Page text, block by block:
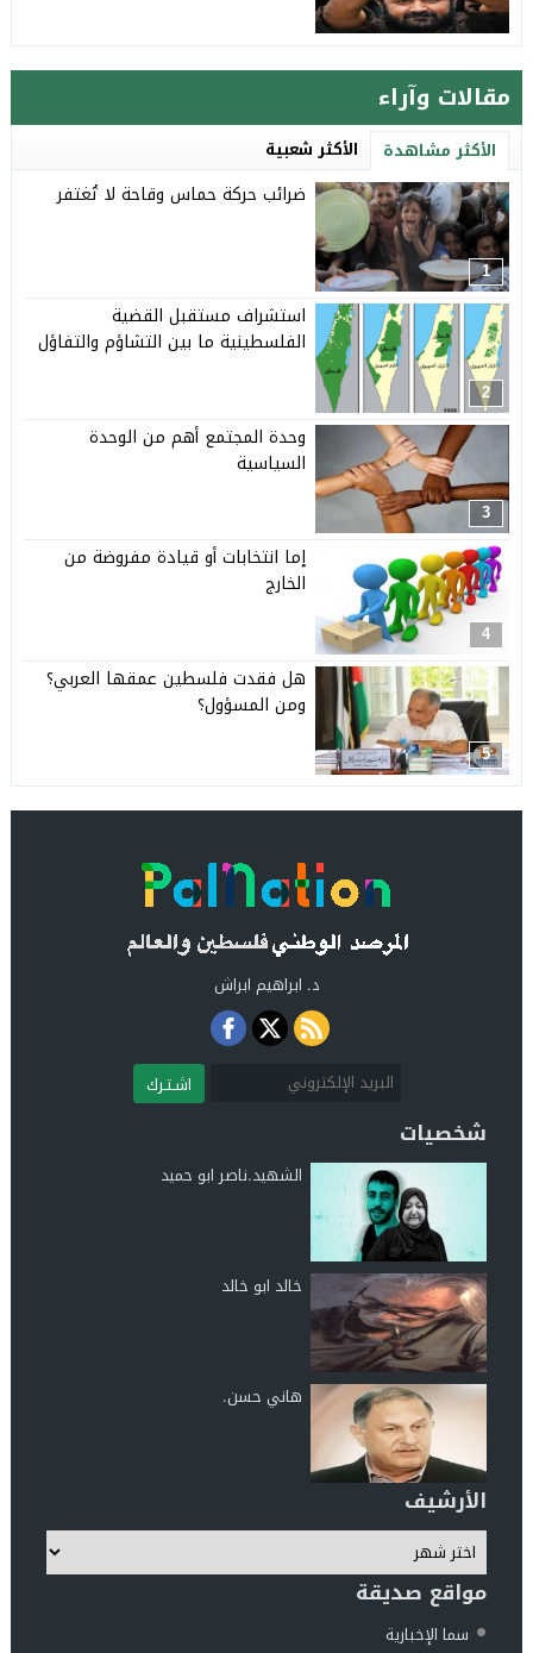
مقالات وآراء
الأكثر مشاهدة الأكثر شعبية
1
ضرائب حركة حماس وقاحة لا تُغتفر
2
استشراف مستقبل القضية
الفلسطينية ما بين التشاؤم والتفاؤل
3
وحدة المجتمع أهم من الوحدة
السياسية
4
إما انتخابات أو قيادة مفروضة من
الخارج
5
هل فقدت فلسطين عمقها العربي؟
ومن المسؤول؟
د. ابراهيم ابراش
اشـتـرك
شخصيات
الشهيد.ناصر ابو حميد
خالد ابو خالد
هاني حسن.
الأرشيف
مواقع صديقة
سما الإخبارية